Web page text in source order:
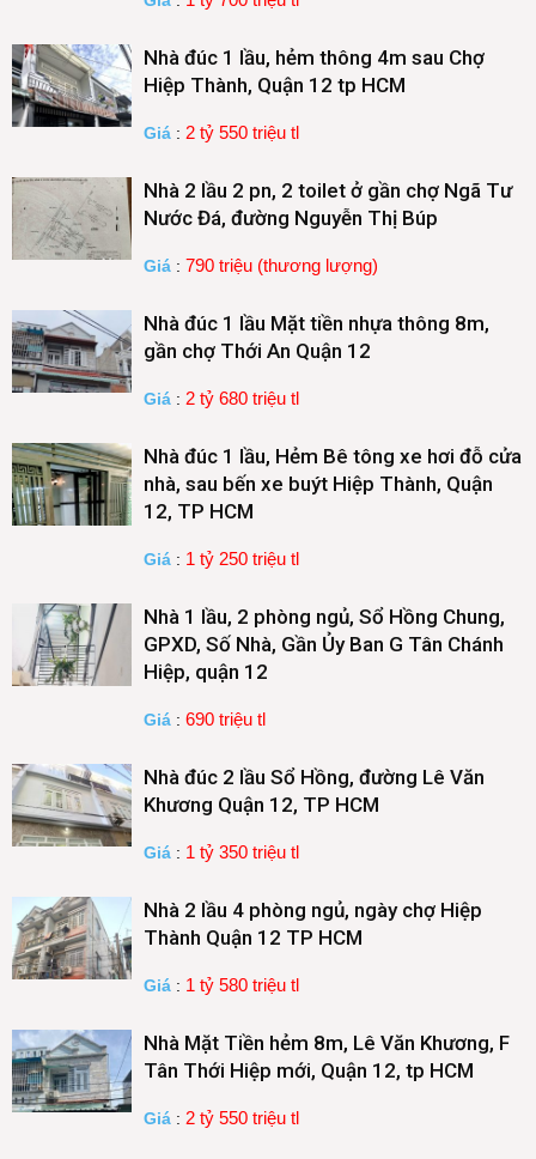
Nhà đúc 1 lầu, hẻm thông 4m sau Chợ
Hiệp Thành, Quận 12 tp HCM
Giá : 2 tỷ 550 triệu tl
Nhà 2 lầu 2 pn, 2 toilet ở gần chợ Ngã Tư
Nước Đá, đường Nguyễn Thị Búp
Giá : 790 triệu (thương lượng)
Nhà đúc 1 lầu Mặt tiền nhựa thông 8m,
gần chợ Thới An Quận 12
Giá : 2 tỷ 680 triệu tl
Nhà đúc 1 lầu, Hẻm Bê tông xe hơi đỗ cửa
nhà, sau bến xe buýt Hiệp Thành, Quận
12, TP HCM
Giá : 1 tỷ 250 triệu tl
Nhà 1 lầu, 2 phòng ngủ, Sổ Hồng Chung,
GPXD, Số Nhà, Gần Ủy Ban G Tân Chánh
Hiệp, quận 12
Giá : 690 triệu tl
Nhà đúc 2 lầu Sổ Hồng, đường Lê Văn
Khương Quận 12, TP HCM
Giá : 1 tỷ 350 triệu tl
Nhà 2 lầu 4 phòng ngủ, ngày chợ Hiệp
Thành Quận 12 TP HCM
Giá : 1 tỷ 580 triệu tl
Nhà Mặt Tiền hẻm 8m, Lê Văn Khương, F
Tân Thới Hiệp mới, Quận 12, tp HCM
Giá : 2 tỷ 550 triệu tl